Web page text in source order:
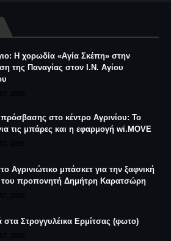
Η χορωδία «Αγία Σκέπη» στην
της Παναγίας στον Ι.Ν. Αγίου
στο κέντρο Αγρινίου: Το
τις μπάρες και η εφαρμογή wi.MOVE
Αγρινιώτικο μπάσκετ για την ξαφνική
του προπονητή Δημήτρη Καρατσώρη
στα Στρογγυλέικα Ερμίτσας (φωτο)